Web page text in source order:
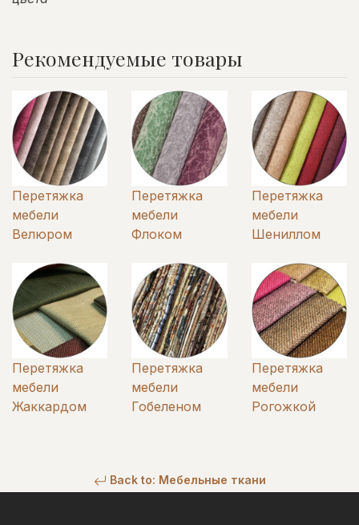
Рекомендуемые товары
Перетяжка
мебели
Велюром
Перетяжка
мебели
Флоком
Перетяжка
мебели
Шениллом
Перетяжка
мебели
Жаккардом
Перетяжка
мебели
Гобеленом
Перетяжка
мебели
Рогожкой
Back to: Мебельные ткани